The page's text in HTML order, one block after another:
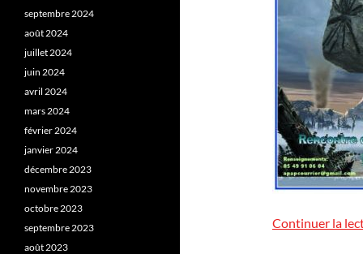
Continuer la
septembre 2024
août 2024
juillet 2024
juin 2024
avril 2024
mars 2024
février 2024
janvier 2024
décembre 2023
novembre 2023
octobre 2023
septembre 2023
août 2023